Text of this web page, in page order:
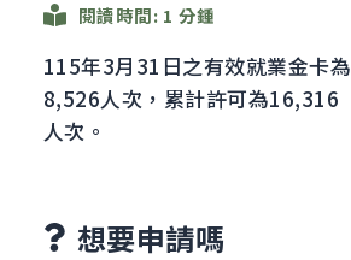
閱讀時間: 1 分鍾
115年3月31日之有效就業金卡為
8,526人次，累計許可為16,316
人次。
想要申請嗎